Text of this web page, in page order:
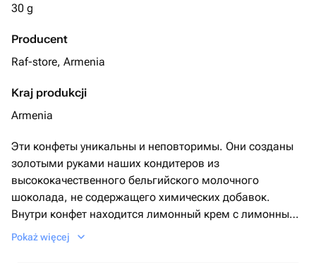
30 g
Producent
Raf-store, Armenia
Kraj produkcji
Armenia
Эти конфеты уникальны и неповторимы. Они созданы
золотыми руками наших кондитеров из
высококачественного бельгийского молочного
шоколада, не содержащего химических добавок.
Внутри конфет находится лимонный крем с лимонным
джемом, которая дополняет вкус, делая его
Pokaż więcej